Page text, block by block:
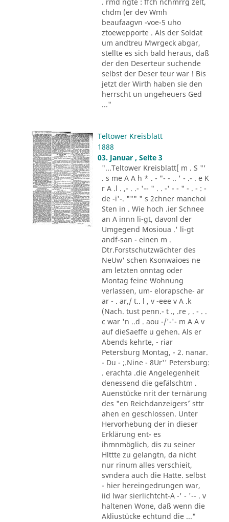
chdm (er dev Wmh
beaufaagvn -voe-5 uho
ztoewepporte . Als der Soldat
um andtreu Mwrgeck abgar,
stellte es sich bald heraus, daß
der den Deserteur suchende
selbst der Deser teur war ! Bis
jetzt der Wirth haben sie den
herrscht un ungeheuers Ged
..."
Teltower Kreisblatt
1888
03. Januar , Seite 3
"...Teltower Kreisblatt[ m . S "'
. s me A A h * . - "- - .. ' - .- . e K
r A .l . ,- . .- '-- " . . -' - - " - . - : -
de -i'-. """ " s 2chner manchoi
Sten in . Wie hoch .ier Schnee
an A innn li-gt, davonl der
Umgegend Mosioua .' li-gt
andf-san - einen m .
Dtr.Forstschutzwächter des
NeUw' schen Ksonwaioes ne
am letzten onntag oder
Montag feine Wohnung
verlassen, um- elorapsche- ar
ar - . ar,/ t.. l , v -eee v A .k
(Nach. tust penn.- t ., .re , . - . .
c war 'n ..d . aou -/'-'- m A A v
auf dieSaeffe u gehen. Als er
Abends kehrte, - riar
Petersburg Montag, - 2. nanar.
- Du - ;.Nine - 8Ur'' Petersburg:
. erachta .die Angelegenheit
denessend die gefälschtm .
Auenstücke nrit der ternärung
des "en Reichdanzeigers´' sttr
ahen en geschlossen. Unter
Hervorhebung der in dieser
Erklärung ent- es
ihmnmöglich, dis zu seiner
Hlttte zu gelangtn, da nicht
nur rinum alles verschieit,
svndera auch die Hatte. selbst
- hier hereingedrungen war,
iid lwar sierlichtcht-A -' - '-- . v
haltenen Wone, daß wenn die
Akliustücke echtund die ..."